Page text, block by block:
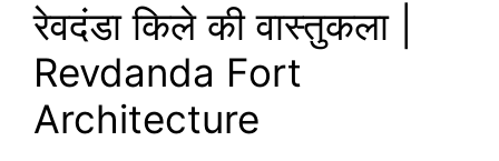
रेवदंडा किले की वास्तुकला |
Revdanda Fort
Architecture